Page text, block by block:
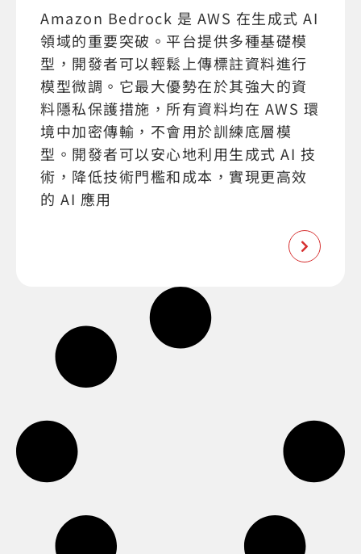
Amazon Bedrock 是 AWS 在生成式 AI
領域的重要突破。平台提供多種基礎模
型，開發者可以輕鬆上傳標註資料進行
模型微調。它最大優勢在於其強大的資
料隱私保護措施，所有資料均在 AWS 環
境中加密傳輸，不會用於訓練底層模
型。開發者可以安心地利用生成式 AI 技
術，降低技術門檻和成本，實現更高效
的 AI 應用